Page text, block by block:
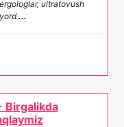
ultratovush
...
Birgalikda